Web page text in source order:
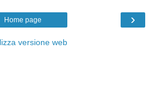
›
Home page
versione web